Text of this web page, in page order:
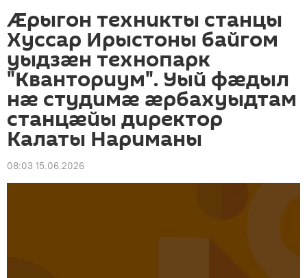
Æрыгон техникты станцы
Хуссар Ирыстоны байгом
уыдзæн технопарк
"Кванториум". Уый фӕдыл
нӕ студимӕ ӕрбахуыдтам
станцӕйы директор
Калаты Нариманы
08:03 15.06.2026